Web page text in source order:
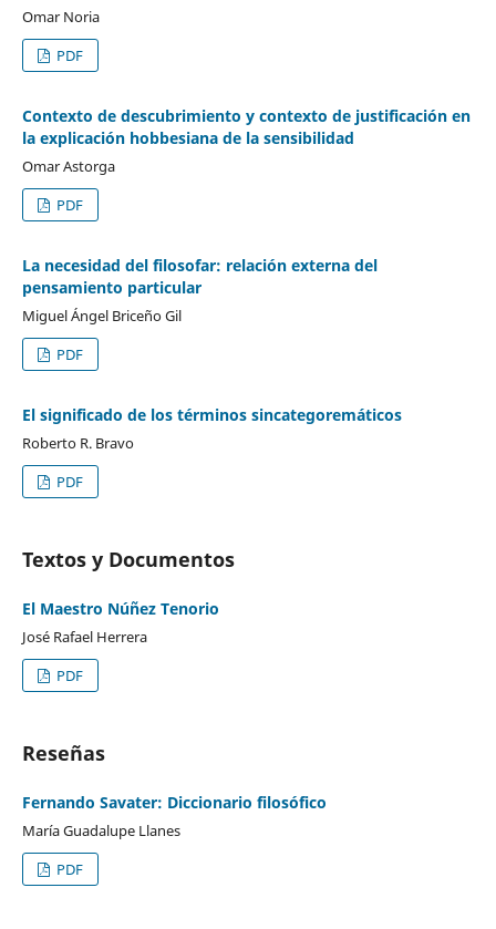
Omar Noria
PDF
Contexto de descubrimiento y contexto de justificación en
la explicación hobbesiana de la sensibilidad
Omar Astorga
PDF
La necesidad del filosofar: relación externa del
pensamiento particular
Miguel Ángel Briceño Gil
PDF
El significado de los términos sincategoremáticos
Roberto R. Bravo
PDF
Textos y Documentos
El Maestro Núñez Tenorio
José Rafael Herrera
PDF
Reseñas
Fernando Savater: Diccionario filosófico
María Guadalupe Llanes
PDF